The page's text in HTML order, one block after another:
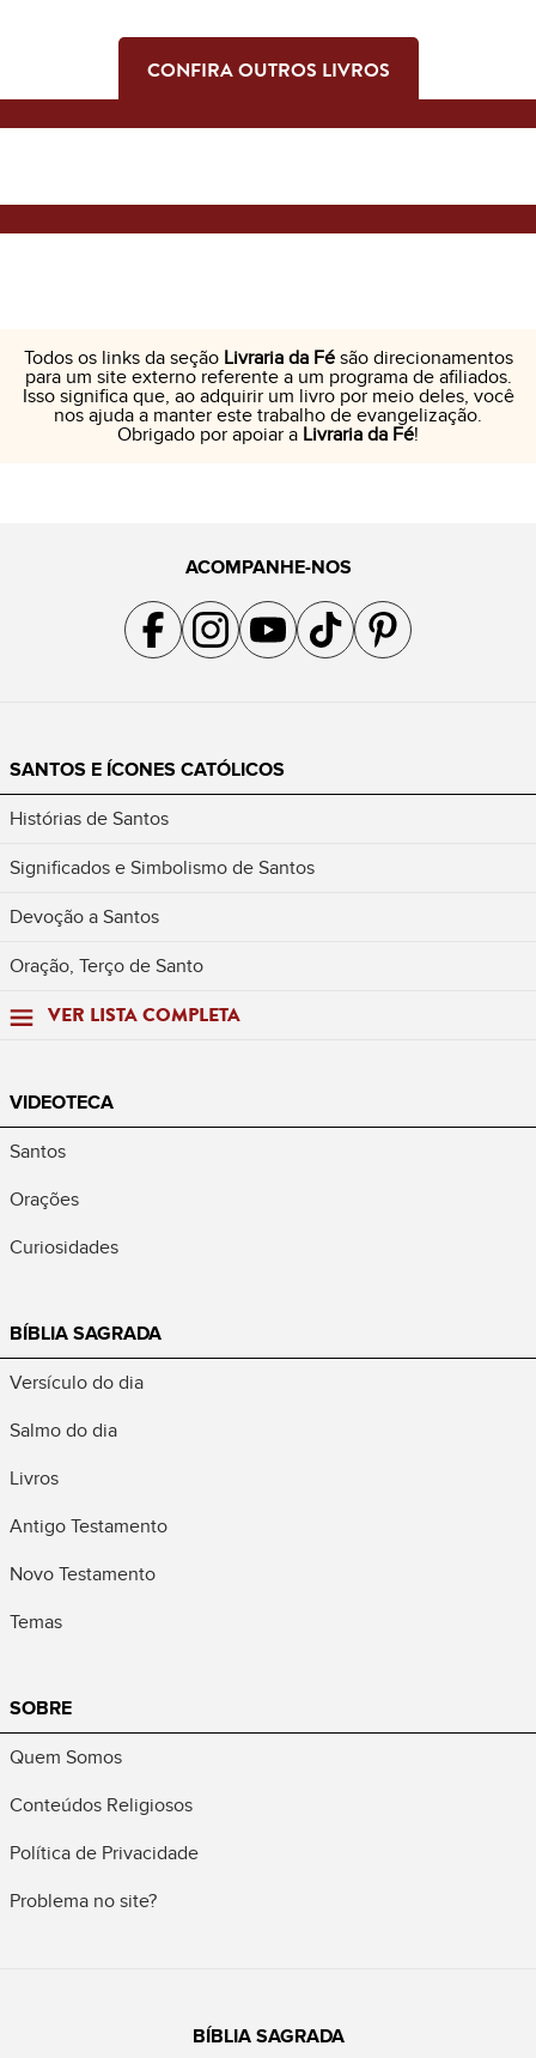
CONFIRA OUTROS LIVROS
Todos os links da seção Livraria da Fésão direcionamentos
para um site externo referente a um programa de afiliados.
Isso significa que, ao adquirir um livro por meio deles, você
nos ajuda a manter este trabalho de evangelização.
Obrigado por apoiar a Livraria da Fé!
ACOMPANHE-NOS
Acompanhe a gente no Facebook
Acompanhe a gente no Instagram
Acompanhe a gente no YouTube
Acompanhe a gente no TikTok
Acompanhe a gente no
SANTOS E ÍCONES CATÓLICOS
Histórias de Santos
Significados e Simbolismo de Santos
Devoção a Santos
Oração, Terço de Santo
VER LISTA COMPLETA
VIDEOTECA
Santos
Orações
Curiosidades
BÍBLIA SAGRADA
Versículo do dia
Salmo do dia
Livros
Antigo Testamento
Novo Testamento
Temas
SOBRE
Quem Somos
Conteúdos Religiosos
Política de Privacidade
Problema no site?
BÍBLIA SAGRADA